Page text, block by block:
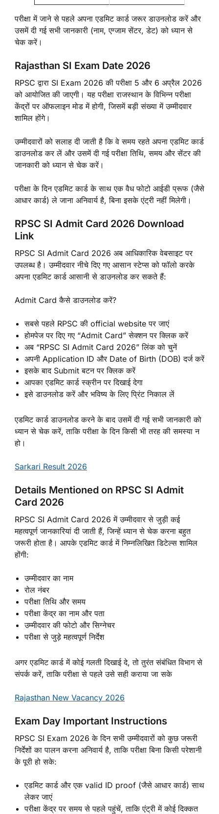
परीक्षा में जाने से पहले अपना एडमिट कार्ड जरूर डाउनलोड करें और
उसमें दी गई सभी जानकारी (नाम, एग्जाम सेंटर, डेट) को ध्यान से
चेक करें।
Rajasthan SI Exam Date 2026
RPSC द्वारा SI Exam 2026 की परीक्षा 5 और 6 अप्रैल 2026
को आयोजित की जाएगी। यह परीक्षा राजस्थान के विभिन्न परीक्षा
केंद्रों पर ऑफलाइन मोड में होगी, जिसमें बड़ी संख्या में उम्मीदवार
शामिल होंगे।
उम्मीदवारों को सलाह दी जाती है कि वे समय रहते अपना एडमिट कार्ड
डाउनलोड कर लें और उसमें दी गई परीक्षा तिथि, समय और सेंटर की
जानकारी को ध्यान से चेक करें।
परीक्षा के दिन एडमिट कार्ड के साथ एक वैध फोटो आईडी प्रूफ (जैसे
आधार कार्ड) ले जाना अनिवार्य है, बिना इसके एंट्री नहीं मिलेगी।
RPSC SI Admit Card 2026 Download
Link
RPSC SI Admit Card 2026 अब आधिकारिक वेबसाइट पर
उपलब्ध है। उम्मीदवार नीचे दिए गए आसान स्टेप्स को फॉलो करके
अपना एडमिट कार्ड आसानी से डाउनलोड कर सकते हैं:
Admit Card कैसे डाउनलोड करें?
सबसे पहले RPSC की official website पर जाएं
होमपेज पर दिए गए “Admit Card” सेक्शन पर क्लिक करें
अब “RPSC SI Admit Card 2026” लिंक को चुनें
अपनी Application ID और Date of Birth (DOB) दर्ज करें
इसके बाद Submit बटन पर क्लिक करें
आपका एडमिट कार्ड स्क्रीन पर दिखाई देगा
इसे डाउनलोड करें और भविष्य के लिए प्रिंट निकाल लें
एडमिट कार्ड डाउनलोड करने के बाद उसमें दी गई सभी जानकारी को
ध्यान से चेक करें, ताकि परीक्षा के दिन किसी भी तरह की समस्या न
हो।
Sarkari Result 2026
Details Mentioned on RPSC SI Admit
Card 2026
RPSC SI Admit Card 2026 में उम्मीदवार से जुड़ी कई
महत्वपूर्ण जानकारियां दी जाती हैं, जिन्हें ध्यान से चेक करना बहुत
जरूरी होता है। आपके एडमिट कार्ड में निम्नलिखित डिटेल्स शामिल
होंगी:
उम्मीदवार का नाम
रोल नंबर
परीक्षा तिथि और समय
परीक्षा केंद्र का नाम और पता
उम्मीदवार की फोटो और सिग्नेचर
परीक्षा से जुड़े महत्वपूर्ण निर्देश
अगर एडमिट कार्ड में कोई गलती दिखाई दे, तो तुरंत संबंधित विभाग से
संपर्क करें, ताकि परीक्षा से पहले उसे सही कराया जा सके
Rajasthan New Vacancy 2026
Exam Day Important Instructions
RPSC SI Exam 2026 के दिन सभी उम्मीदवारों को कुछ जरूरी
निर्देशों का पालन करना अनिवार्य है, ताकि परीक्षा बिना किसी परेशानी
के पूरी हो सके:
एडमिट कार्ड और एक valid ID proof (जैसे आधार कार्ड) साथ
लेकर जाएं
परीक्षा केंद्र पर समय से पहले पहुंचें, ताकि एंट्री में कोई दिक्कत